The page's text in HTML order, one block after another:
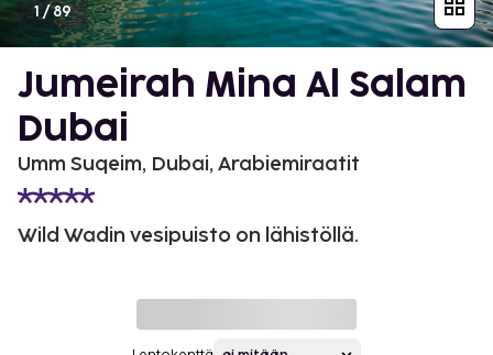
1/89
Jumeirah Mina Al Salam
Dubai
Umm Suqeim, Dubai, Arabiemiraatit
Wild Wadin vesipuisto on lähistöllä.